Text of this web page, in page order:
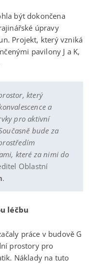
být dokončena
úpravy
Projekt, který vzniká
pavilony J a K,
který
a
pro aktivní
bude za
které za nimi do
Oblastní
.
léčbu
práce v budově G
prostory pro
Náklady na tuto